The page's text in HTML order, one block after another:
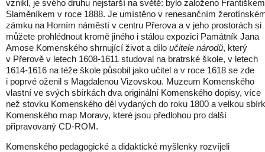
vznikl, je svého druhu nejstarší na světě: bylo založeno Františkem
Slaměníkem v roce 1888. Je umístěno v renesančním
zámku na Horním náměstí v centru Přerova a v jeho prostorách si
můžete prohlédnout kromě jiného i stálou expozici Památník Jana
Amose Komenského shrnující život a dílo učitele národů, který
v Přerově v letech 1608-1611 studoval na bratrské škole, v letech
1614-1616 na téže škole působil jako učitel a v roce 1618 se zde
i poprvé oženil s Magdalenou Vizovskou. Muzeum Komenského
vlastní ve svých sbírkách dva originální Komenského dopisy, více
než stovku Komenského děl vydaných do roku 1800 a velkou
Komenského map Moravy, které jsou předlohou pro další
připravovaný CD-ROM.
Komenského pedagogické a didaktické myšlenky rozvíjeli